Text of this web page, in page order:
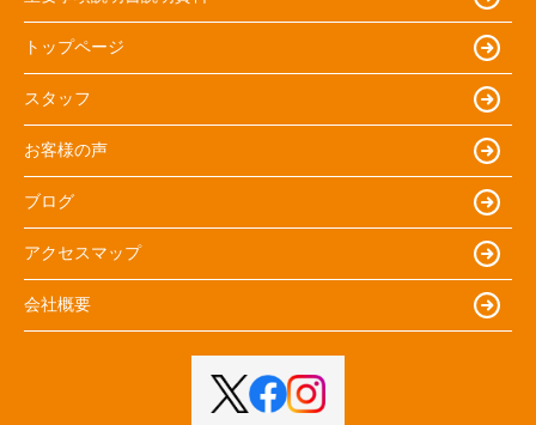
トップページ
スタッフ
お客様の声
ブログ
アクセスマップ
会社概要